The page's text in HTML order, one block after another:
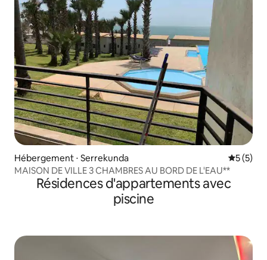
Hébergement ⋅ Serrekunda
5 (5)
MAISON DE VILLE 3 CHAMBRES AU BORD DE L'EAU**
Résidences d'appartements avec
piscine